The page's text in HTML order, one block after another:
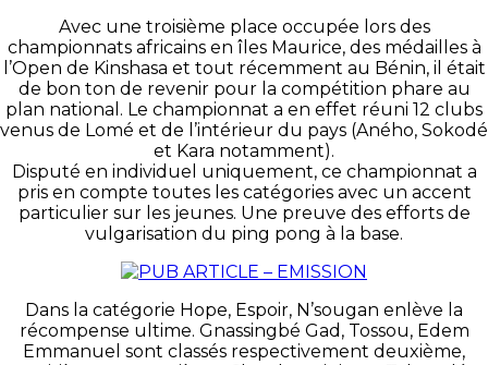
Avec une troisième place occupée lors des
championnats africains en îles Maurice, des médailles à
l’Open de Kinshasa et tout récemment au Bénin, il était
de bon ton de revenir pour la compétition phare au
plan national. Le championnat a en effet réuni 12 clubs
venus de Lomé et de l’intérieur du pays (Aného, Sokodé
et Kara notamment).
Disputé en individuel uniquement, ce championnat a
pris en compte toutes les catégories avec un accent
particulier sur les jeunes. Une preuve des efforts de
vulgarisation du ping pong à la base.
Dans la catégorie Hope, Espoir, N’sougan enlève la
récompense ultime. Gnassingbé Gad, Tossou, Edem
Emmanuel sont classés respectivement deuxième,